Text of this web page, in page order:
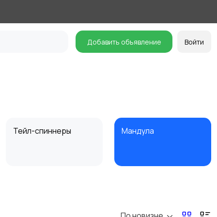
Добавить объявление Войти
Тейл-спиннеры Мандула